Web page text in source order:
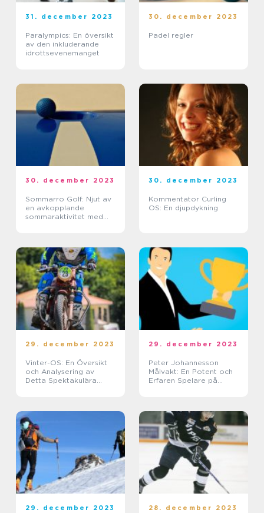
31. december 2023
Paralympics: En översikt
av den inkluderande
idrottsevenemanget
30. december 2023
Padel regler
30. december 2023
Sommarro Golf: Njut av
en avkopplande
sommaraktivitet med
30. december 2023
Kommentator Curling
OS: En djupdykning
29. december 2023
Vinter-OS: En Översikt
och Analysering av
Detta Spektakulära
29. december 2023
Peter Johannesson
Målvakt: En Potent och
Erfaren Spelare på
29. december 2023 28. december 2023